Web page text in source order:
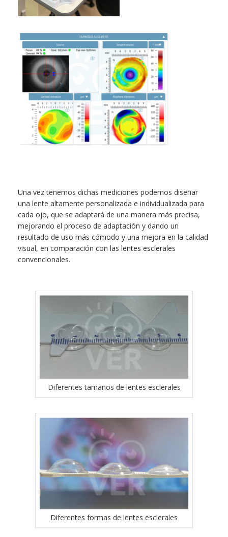
Una vez tenemos dichas mediciones podemos diseñar
una lente altamente personalizada e individualizada para
cada ojo, que se adaptará de una manera más precisa,
mejorando el proceso de adaptación y dando un
resultado de uso más cómodo y una mejora en la calidad
visual, en comparación con las lentes esclerales
convencionales.
Diferentes tamaños de lentes esclerales
Diferentes formas de lentes esclerales